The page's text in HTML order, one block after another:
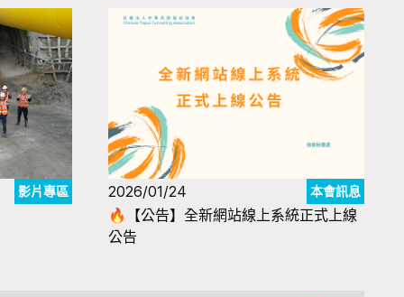
影片專區 2026/01/24 本會訊息
🔥【公告】全新網站線上系統正式上線
公告